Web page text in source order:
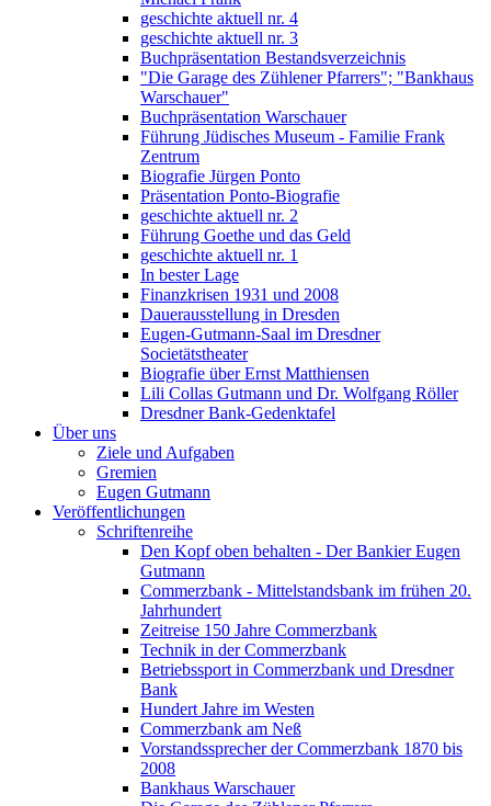
geschichte aktuell nr. 4
geschichte aktuell nr. 3
Buchpräsentation Bestandsverzeichnis
"Die Garage des Zühlener Pfarrers"; "Bankhaus
Warschauer"
Buchpräsentation Warschauer
Führung Jüdisches Museum - Familie Frank
Zentrum
Biografie Jürgen Ponto
Präsentation Ponto-Biografie
geschichte aktuell nr. 2
Führung Goethe und das Geld
geschichte aktuell nr. 1
In bester Lage
Finanzkrisen 1931 und 2008
Dauerausstellung in Dresden
Eugen-Gutmann-Saal im Dresdner
Societätstheater
Biografie über Ernst Matthiensen
Lili Collas Gutmann und Dr. Wolfgang Röller
Dresdner Bank-Gedenktafel
Über uns
Ziele und Aufgaben
Gremien
Eugen Gutmann
Veröffentlichungen
Schriftenreihe
Den Kopf oben behalten - Der Bankier Eugen
Gutmann
Commerzbank - Mittelstandsbank im frühen 20.
Jahrhundert
Zeitreise 150 Jahre Commerzbank
Technik in der Commerzbank
Betriebssport in Commerzbank und Dresdner
Bank
Hundert Jahre im Westen
Commerzbank am Neß
Vorstandssprecher der Commerzbank 1870 bis
2008
Bankhaus Warschauer